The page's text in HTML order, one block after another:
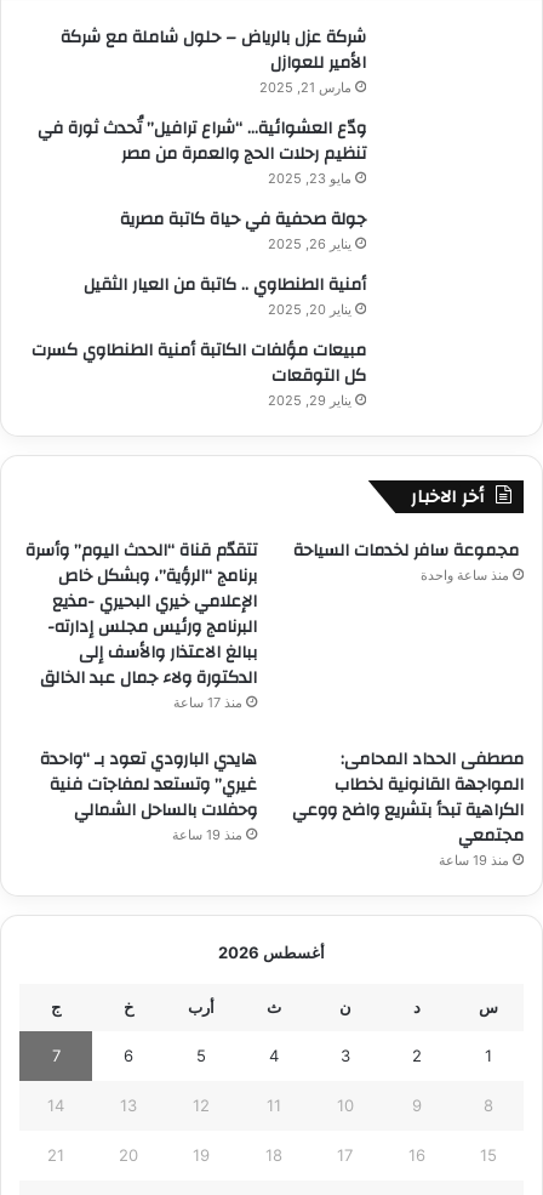
شركة عزل بالرياض – حلول شاملة مع شركة
الأمير للعوازل
مارس 21, 2025
ودّع العشوائية… “شراع ترافيل” تُحدث ثورة في
تنظيم رحلات الحج والعمرة من مصر
مايو 23, 2025
جولة صحفية في حياة كاتبة مصرية
يناير 26, 2025
أمنية الطنطاوي .. كاتبة من العيار الثقيل
يناير 20, 2025
مبيعات مؤلفات الكاتبة أمنية الطنطاوي كسرت
كل التوقعات
يناير 29, 2025
أخر الاخبار
مجموعة سافر لخدمات السياحة
منذ ساعة واحدة
تتقدّم قناة “الحدث اليوم” وأسرة
برنامج “الرؤية”، وبشكل خاص
الإعلامي خيري البحيري -مذيع
البرنامج ورئيس مجلس إدارته-
ببالغ الاعتذار والأسف إلى
الدكتورة ولاء جمال عبد الخالق
منذ 17 ساعة
مصطفى الحداد المحامى:
المواجهة القانونية لخطاب
الكراهية تبدأ بتشريع واضح ووعي
مجتمعي
منذ 19 ساعة
هايدي البارودي تعود بـ “واحدة
غيري” وتستعد لمفاجآت فنية
وحفلات بالساحل الشمالي
منذ 19 ساعة
أغسطس 2026
س د ن ث أرب خ ج
1
2
3
4
5
6
7
8
9
10
11
12
13
14
15
16
17
18
19
20
21